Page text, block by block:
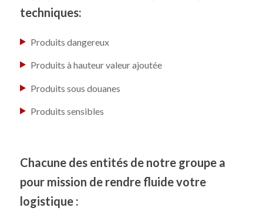
techniques:
Produits dangereux
Produits à hauteur valeur ajoutée
Produits sous douanes
Produits sensibles
Chacune des entités de notre groupe a
pour mission de rendre fluide votre
logistique :